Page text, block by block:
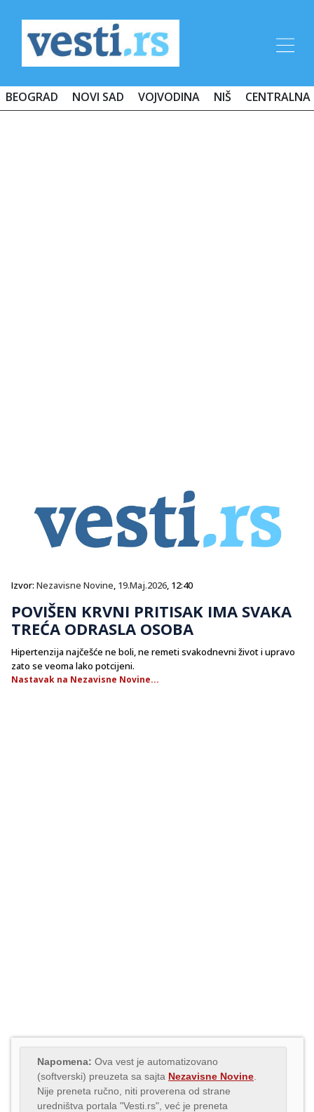
BEOGRAD NOVI SAD VOJVODINA NIŠ CENTRALNA
Izvor: Nezavisne Novine, 19.Maj.2026, 12:40
POVIŠEN KRVNI PRITISAK IMA SVAKA
TREĆA ODRASLA OSOBA
Hipertenzija najčešće ne boli, ne remeti svakodnevni život i upravo
zato se veoma lako potcijeni.
Nastavak na Nezavisne Novine...
Napomena: Ova vest je automatizovano
(softverski) preuzeta sa sajta Nezavisne Novine
Nije preneta ručno, niti proverena od strane
uredništva portala "Vesti.rs", već je preneta